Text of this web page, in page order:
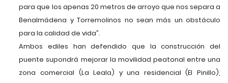
para que los apenas 20 metros de arroyo que nos separa a
Benalmádena y Torremolinos no sean más un obstáculo
para la calidad de vida”.
Ambos ediles han defendido que la construcción del
puente supondrá mejorar la movilidad peatonal entre una
zona comercial (La Leala) y una residencial (El Pinillo),